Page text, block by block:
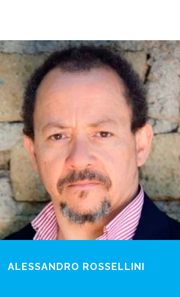
ALESSANDRO ROSSELLINI